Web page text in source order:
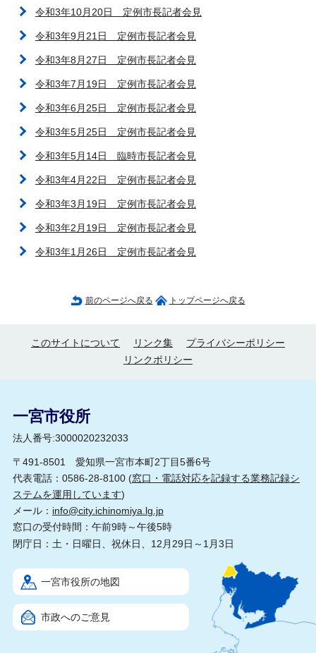
令和3年10月20日 定例市長記者会見
令和3年9月21日 定例市長記者会見
令和3年8月27日 定例市長記者会見
令和3年7月19日 定例市長記者会見
令和3年6月25日 定例市長記者会見
令和3年5月25日 定例市長記者会見
令和3年5月14日 臨時市長記者会見
令和3年4月22日 定例市長記者会見
令和3年3月19日 定例市長記者会見
令和3年2月19日 定例市長記者会見
令和3年1月26日 定例市長記者会見
前のページへ戻る トップページへ戻る
このサイトについて リンク集
プライバシーポリシー
リンクポリシー
一宮市役所
法人番号:3000020232033
〒491-8501 愛知県一宮市本町2丁目5番6号
代表電話：0586-28-8100 (窓口・電話対応を記録する業務記録シ
ステムを運用しています)
メール： info@city.ichinomiya.lg.jp
窓口の受付時間：午前9時～午後5時
閉庁日：土・日曜日、祝休日、12月29日～1月3日
一宮市役所の地図
市政へのご意見